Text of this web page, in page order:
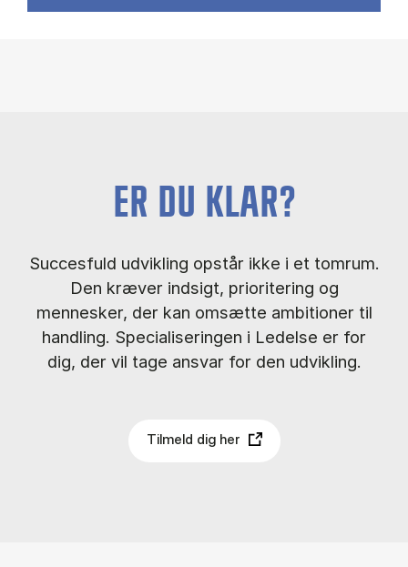
ER DU KLAR?
Succesfuld udvikling opstår ikke i et tomrum.
Den kræver indsigt, prioritering og
mennesker, der kan omsætte ambitioner til
handling. Specialiseringen i Ledelse er for
dig, der vil tage ansvar for den udvikling.
Tilmeld dig her